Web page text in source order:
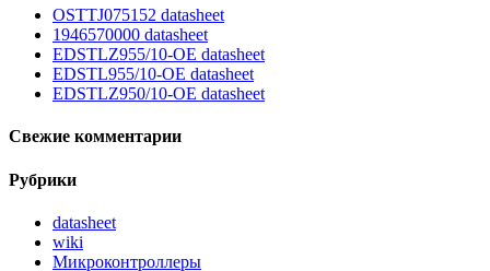
OSTTJ075152 datasheet
1946570000 datasheet
EDSTLZ955/10-OE datasheet
EDSTL955/10-OE datasheet
EDSTLZ950/10-OE datasheet
Свежие комментарии
Рубрики
datasheet
wiki
Микроконтроллеры